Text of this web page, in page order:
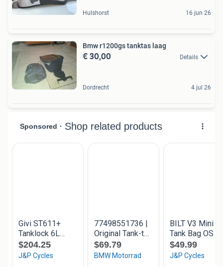
Hulshorst 16 jun 26
Bmw r1200gs tanktas laag
€ 30,00 Details
Dordrecht 4 jul 26